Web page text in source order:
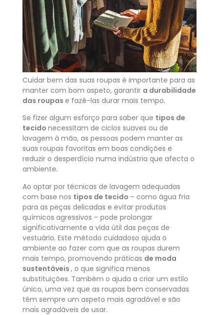
Cuidar bem das suas roupas é importante para as
manter com bom aspeto, garantir a durabilidade
das roupas e fazê-las durar mais tempo.
Se fizer algum esforço para saber que tipos de
tecido necessitam de ciclos suaves ou de
lavagem à mão, as pessoas podem manter as
suas roupas favoritas em boas condições e
reduzir o desperdício numa indústria que afecta o
ambiente.
Ao optar por técnicas de lavagem adequadas
com base nos tipos de tecido – como água fria
para as peças delicadas e evitar produtos
químicos agressivos – pode prolongar
significativamente a vida útil das peças de
vestuário. Este método cuidadoso ajuda o
ambiente ao fazer com que as roupas durem
mais tempo, promovendo práticas de moda
sustentáveis , o que significa menos
substituições. Também o ajuda a criar um estilo
único, uma vez que as roupas bem conservadas
têm sempre um aspeto mais agradável e são
mais agradáveis de usar.